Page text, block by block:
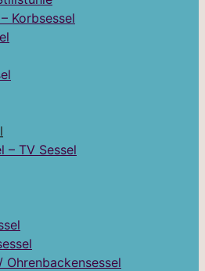
Korbsessel
– TV Sessel
Ohrenbackensessel